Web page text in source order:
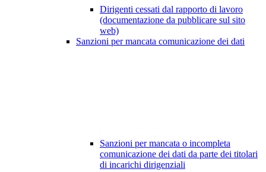
Dirigenti cessati dal rapporto di lavoro
(documentazione da pubblicare sul sito
web)
Sanzioni per mancata comunicazione dei dati
Sanzioni per mancata o incompleta
comunicazione dei dati da parte dei titolari
di incarichi dirigenziali